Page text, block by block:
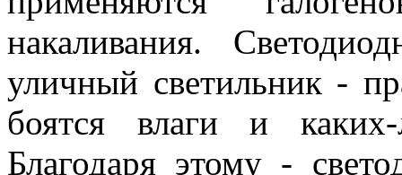
накаливания.
уличный светильник -
боятся влаги и
Благодаря этому -